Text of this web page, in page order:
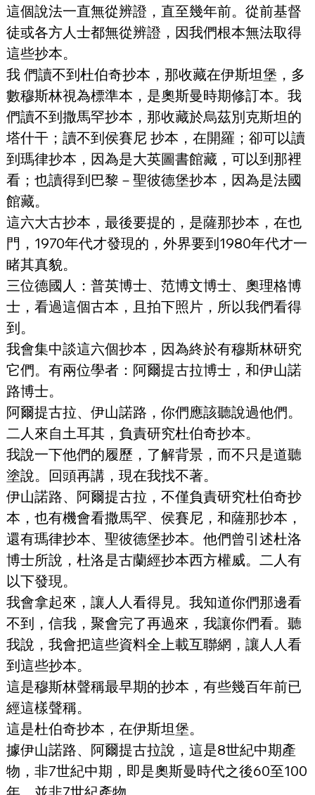
這個說法一直無從辨證，直至幾年前。從前基督
徒或各方人士都無從辨證，因我們根本無法取得
這些抄本。
我 們讀不到杜伯奇抄本，那收藏在伊斯坦堡，多
數穆斯林視為標準本，是奧斯曼時期修訂本。我
們讀不到撒馬罕抄本，那收藏於烏茲別克斯坦的
塔什干；讀不到侯賽尼 抄本，在開羅；卻可以讀
到瑪律抄本，因為是大英圖書館藏，可以到那裡
看；也讀得到巴黎－聖彼德堡抄本，因為是法國
館藏。
這六大古抄本，最後要提的，是薩那抄本，在也
門，1970年代才發現的，外界要到1980年代才一
睹其真貌。
三位德國人：普英博士、范博文博士、奧理格博
士，看過這個古本，且拍下照片，所以我們看得
到。
我會集中談這六個抄本，因為終於有穆斯林研究
它們。有兩位學者：阿爾提古拉博士，和伊山諾
路博士。
阿爾提古拉、伊山諾路，你們應該聽說過他們。
二人來自土耳其，負責研究杜伯奇抄本。
我說一下他們的履歷，了解背景，而不只是道聽
塗說。回頭再講，現在我找不著。
伊山諾路、阿爾提古拉，不僅負責研究杜伯奇抄
本，也有機會看撒馬罕、侯賽尼，和薩那抄本，
還有瑪律抄本、聖彼德堡抄本。他們曾引述杜洛
博士所說，杜洛是古蘭經抄本西方權威。二人有
以下發現。
我會拿起來，讓人人看得見。我知道你們那邊看
不到，信我，聚會完了再過來，我讓你們看。聽
我說，我會把這些資料全上載互聯網，讓人人看
到這些抄本。
這是穆斯林聲稱最早期的抄本，有些幾百年前已
經這樣聲稱。
這是杜伯奇抄本，在伊斯坦堡。
據伊山諾路、阿爾提古拉說，這是8世紀中期產
物，非7世紀中期，即是奧斯曼時代之後60至100